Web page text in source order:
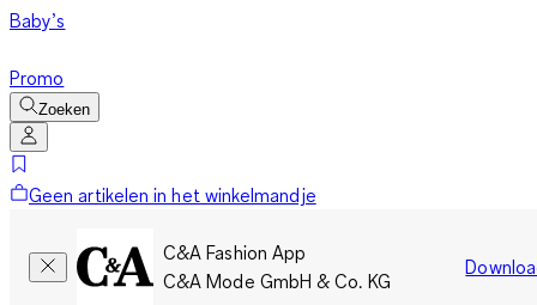
Baby’s
Promo
Zoeken
Geen artikelen in het winkelmandje
C&A Fashion App
C&A Mode GmbH & Co. KG